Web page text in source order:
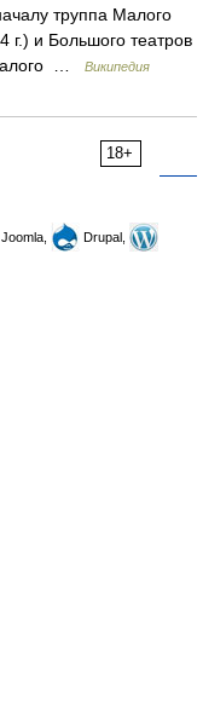
труппа Малого
г.) и Большого театров
…
Википедия
18+
Joomla,
Drupal,